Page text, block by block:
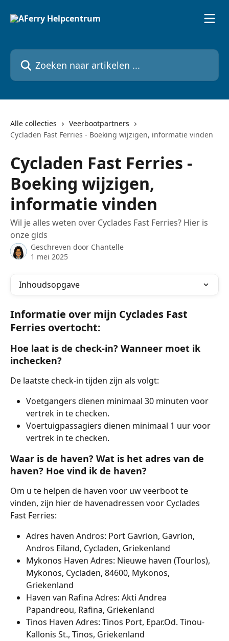
Zoeken naar artikelen ...
Alle collecties
Veerbootpartners
Cycladen Fast Ferries - Boeking wijzigen, informatie vinden
Cycladen Fast Ferries -
Boeking wijzigen,
informatie vinden
Wil je alles weten over Cyclades Fast Ferries? Hier is
onze gids
Geschreven door Chantelle
1 mei 2025
Inhoudsopgave
Informatie over mijn Cyclades Fast
Ferries overtocht:
Hoe laat is de check-in? Wanneer moet ik
inchecken?
De laatste check-in tijden zijn als volgt:
Voetgangers dienen minimaal 30 minuten voor
vertrek in te checken.
Voertuigpassagiers dienen minimaal 1 uur voor
vertrek in te checken.
Waar is de haven? Wat is het adres van de
haven? Hoe vind ik de haven?
Om u te helpen de haven voor uw veerboot te
vinden, zijn hier de havenadressen voor Cyclades
Fast Ferries:
Adres haven Andros: Port Gavrion, Gavrion,
Andros Eiland, Cycladen, Griekenland
Mykonos Haven Adres: Nieuwe haven (Tourlos),
Mykonos, Cycladen, 84600, Mykonos,
Griekenland
Haven van Rafina Adres: Akti Andrea
Papandreou, Rafina, Griekenland
Tinos Haven Adres: Tinos Port, Epar.Od. Tinou-
Kallonis St., Tinos, Griekenland